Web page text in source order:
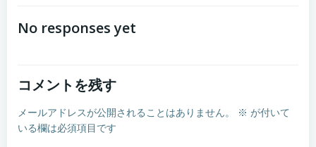
navigation
No responses yet
コメントを残す
メールアドレスが公開されることはありません。 ※ が付いて
いる欄は必須項目です